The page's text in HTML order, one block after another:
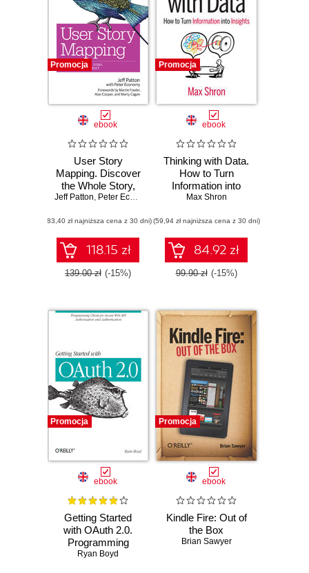
Promocja
ebook
User Story
Mapping. Discover
the Whole Story,
Build the Right
Jeff Patton, Peter Economy
(83,40 zł najniższa cena z 30 dni)
118.15 zł
139.00 zł (-15%)
Promocja
ebook
Thinking with Data.
How to Turn
Information into
Insights
Max Shron
(59,94 zł najniższa cena z 30 dni)
84.92 zł
99.90 zł (-15%)
Promocja
ebook
Getting Started
with OAuth 2.0.
Programming
Clients for Secure
Ryan Boyd
Promocja
ebook
Kindle Fire: Out of
the Box
Brian Sawyer